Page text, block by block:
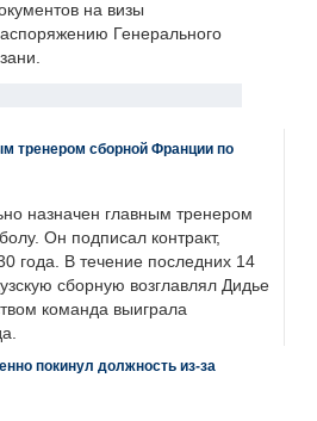
на визы
Генерального
тренером сборной Франции по
назначен главным тренером
Он подписал контракт,
года. В течение последних 14
сборную возглавлял Дидье
команда выиграла
покинул должность из-за